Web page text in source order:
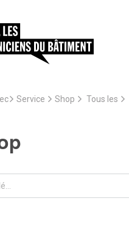
Service Shop Tous les